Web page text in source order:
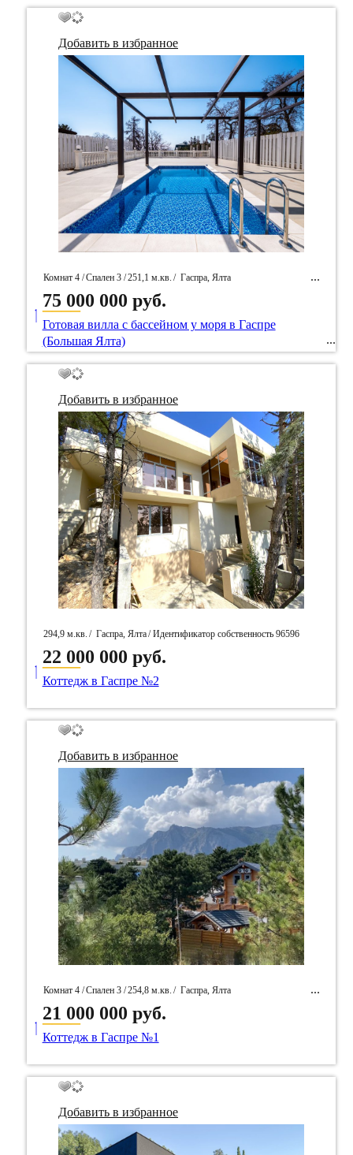
Добавить в избранное
Комнат 4 /Спален 3 /251,1 м.кв. / Гаспра, Ялта
/ Идентификатор собственность 97484
75 000 000 руб.
____
Готовая вилла с бассейном у моря в Гаспре
(Большая Ялта)
Добавить в избранное
294,9 м.кв. / Гаспра, Ялта/ Идентификатор собственность 96596
22 000 000 руб.
____
Коттедж в Гаспре №2
Добавить в избранное
Комнат 4 /Спален 3 /254,8 м.кв. / Гаспра, Ялта
/ Идентификатор собственность 96578
21 000 000 руб.
____
Коттедж в Гаспре №1
Добавить в избранное